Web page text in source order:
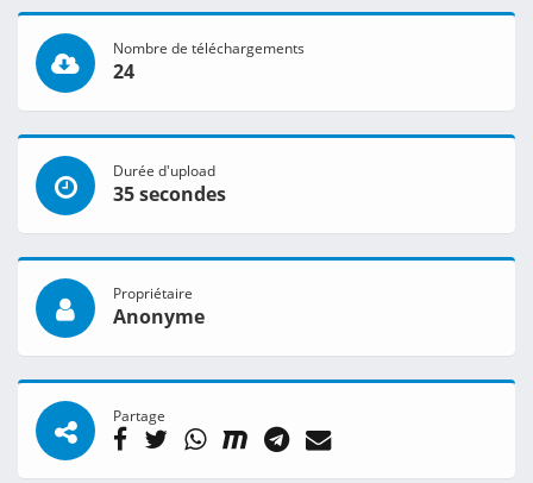
Nombre de téléchargements
24
Durée d'upload
35 secondes
Propriétaire
Anonyme
Partage